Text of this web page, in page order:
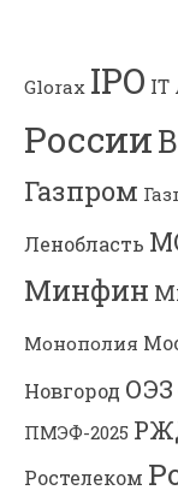
Glorax IPO IT
России
Газпром
Ленобласть
Минфин
Монополия
Новгород ОЭЗ
ПМЭФ-2025
Ростелеком